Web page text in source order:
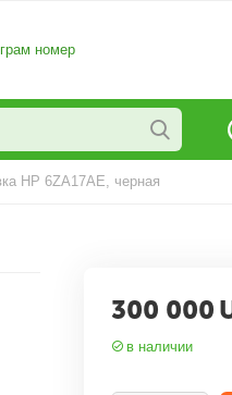
номер
HP 6ZA17AE, черная
300 000
в наличии